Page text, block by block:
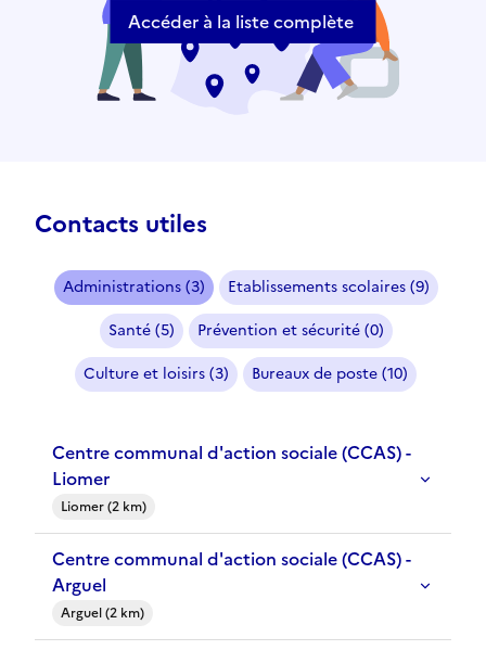
Accéder à la liste complète
Contacts utiles
Administrations (3)
Etablissements scolaires (9)
Santé (5)
Prévention et sécurité (0)
Culture et loisirs (3)
Bureaux de poste (10)
Centre communal d'action sociale (CCAS) -
Liomer
Liomer (2 km)
Centre communal d'action sociale (CCAS) -
Arguel
Arguel (2 km)